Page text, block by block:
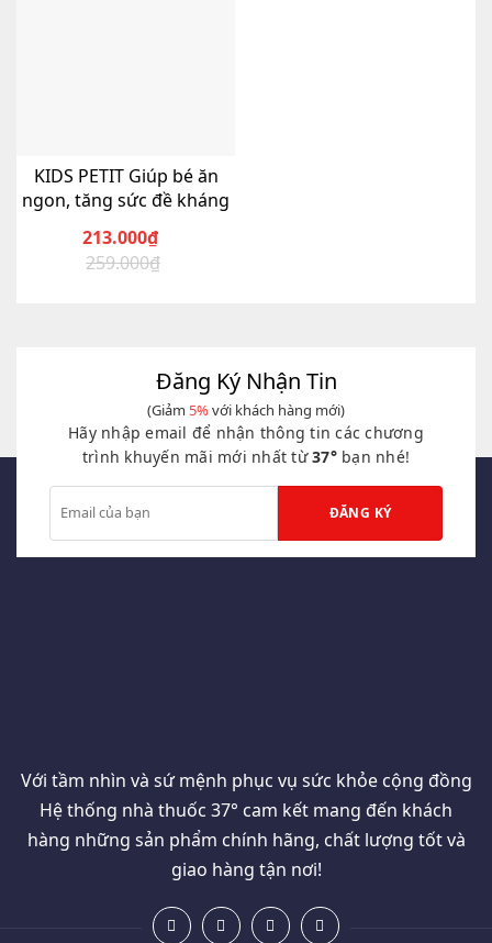
KIDS PETIT Giúp bé ăn
ngon, tăng sức đề kháng
259.000₫
Giá
213.000₫
Giá
Đăng Ký Nhận Tin
(Giảm 5%với khách hàng mới)
Hãy nhập email để nhận thông tin các chương
trình khuyến mãi mới nhất từ37°bạn nhé!
Với tầm nhìn và sứ mệnh phục vụ sức khỏe cộng đồng
Hệ thống nhà thuốc 37° cam kết mang đến khách
hàng những sản phẩm chính hãng, chất lượng tốt và
giao hàng tận nơi!